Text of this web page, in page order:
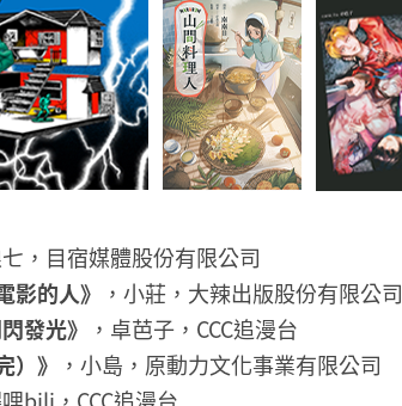
七，目宿媒體股份有限公司
影的人》
，小莊，大辣出版股份有限公司
發光》
，卓芭子，CCC追漫台
）》
，小島，原動力文化事業有限公司